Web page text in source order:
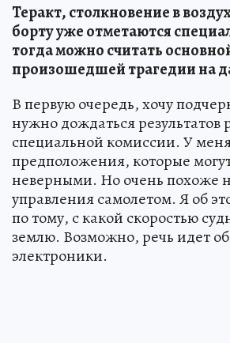
Теракт, столкновение в
борту уже отметаются
тогда можно считать
произошедшей трагедии на
В первую очередь, хочу
нужно дождаться результатов
специальной комиссии. У меня
предположения, которые
неверными. Но очень похоже
управления самолетом. Я об
по тому, с какой скоростью
землю. Возможно, речь идет об
электроники.